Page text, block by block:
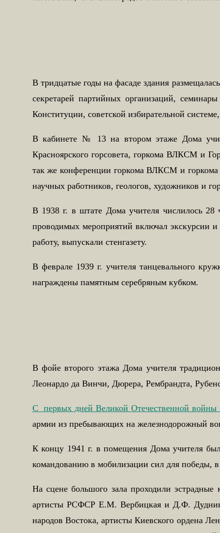
В тридцатые годы на фасаде здания
секретарей партийных организаций,
Конституции, советской избирательной
В кабинете № 13 на втором этаже Дома
Красноярского горсовета, горкома ВЛКСМ и
так же конференции горкома ВЛКСМ и горкома
научных работников, геологов, художников и
В 1938 г. в штате Дома учителя числилось 28
проводимых мероприятий включал экскурсии
работу, выпускали стенгазету.
В феврале 1939 г. учителя танцевального
награждены памятным серебряным кубком.
В фойе второго этажа Дома учителя
Леонардо да Винчи, Дюрера, Рембрандта,
С первых дней Великой Отечественной войны
армии из пребывающих на железнодорожный
К концу 1941 г. в помещения Дома учителя
командованию в мобилизации сил для победы,
На сцене большого зала проходили
артисты РСФСР Е.М. Вербицкая и Д.Ф.
народов Востока, артисты Киевского ордена